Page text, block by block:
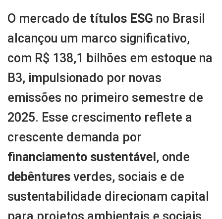
O mercado de títulos ESG no Brasil
alcançou um marco significativo,
com R$ 138,1 bilhões em estoque na
B3, impulsionado por novas
emissões no primeiro semestre de
2025. Esse crescimento reflete a
crescente demanda por
financiamento sustentável , onde
debêntures verdes, sociais e de
sustentabilidade direcionam capital